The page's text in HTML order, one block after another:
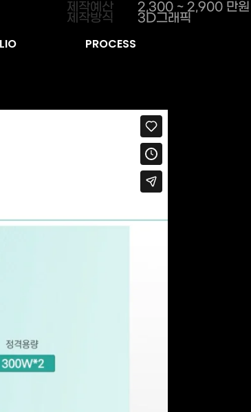
PROCESS
제작예산 2,300 ~ 2,900 만원
제작방식 3D그래픽